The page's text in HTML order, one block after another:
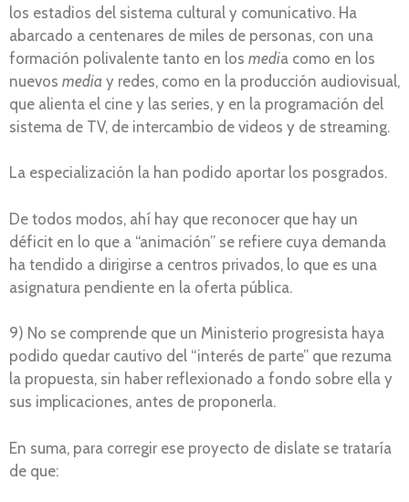
los estadios del sistema cultural y comunicativo. Ha
abarcado a centenares de miles de personas, con una
formación polivalente tanto en los media como en los
nuevos media y redes, como en la producción audiovisual,
que alienta el cine y las series, y en la programación del
sistema de TV, de intercambio de videos y de streaming.
La especialización la han podido aportar los posgrados.
De todos modos, ahí hay que reconocer que hay un
déficit en lo que a “animación” se refiere cuya demanda
ha tendido a dirigirse a centros privados, lo que es una
asignatura pendiente en la oferta pública.
9) No se comprende que un Ministerio progresista haya
podido quedar cautivo del “interés de parte” que rezuma
la propuesta, sin haber reflexionado a fondo sobre ella y
sus implicaciones, antes de proponerla.
En suma, para corregir ese proyecto de dislate se trataría
de que: